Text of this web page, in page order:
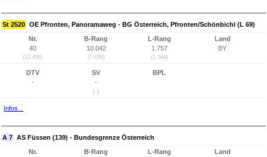
St 2520 OE Pfronten, Panoramaweg - BG Österreich, Pfronten/Schönbichl (L 69)
Nr.
40
(12.456)
B-Rang
10.042
(7.638)
L-Rang
1.757
(1.344)
Land
BY
DTV
-
SV
-
(-)
BPL
Infos...
A 7 AS Füssen (139) - Bundesgrenze Österreich
Nr.
B-Rang
L-Rang
Land